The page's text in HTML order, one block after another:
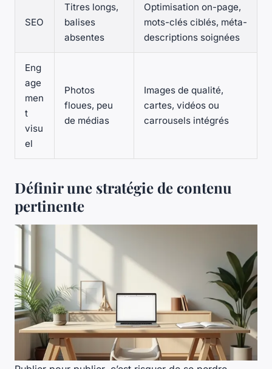
SEO
Titres longs,
balises
absentes
Optimisation on-page,
mots-clés ciblés, méta-
descriptions soignées
Eng
age
men
t
visu
el
Photos
floues, peu
de médias
Images de qualité,
cartes, vidéos ou
carrousels intégrés
Définir une stratégie de contenu
pertinente